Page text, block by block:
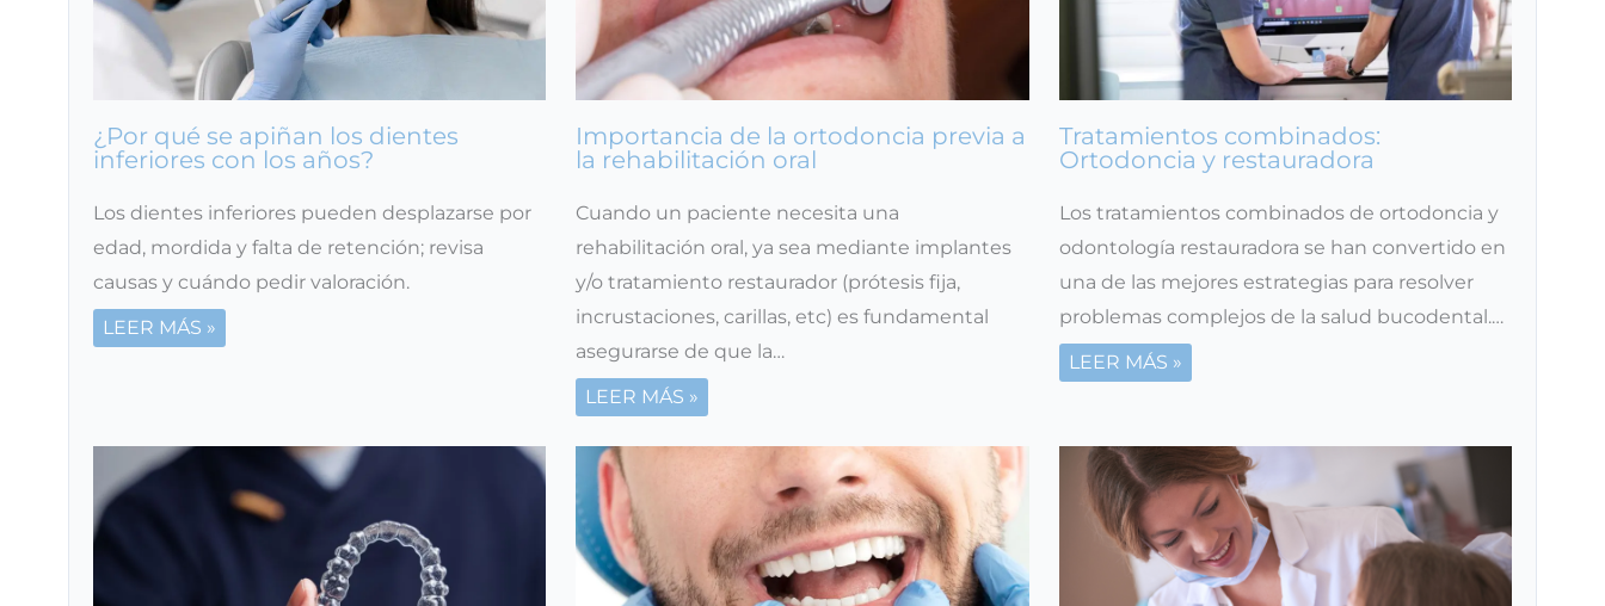
¿Por qué se apiñan los dientes
inferiores con los años?
Los dientes inferiores pueden desplazarse por
edad, mordida y falta de retención; revisa
causas y cuándo pedir valoración.
LEER MÁS »
Importancia de la ortodoncia previa a
la rehabilitación oral
Cuando un paciente necesita una
rehabilitación oral, ya sea mediante implantes
y/o tratamiento restaurador (prótesis fija,
incrustaciones, carillas, etc) es fundamental
asegurarse de que la…
LEER MÁS »
Tratamientos combinados:
Ortodoncia y restauradora
Los tratamientos combinados de ortodoncia y
odontología restauradora se han convertido en
una de las mejores estrategias para resolver
problemas complejos de la salud bucodental.…
LEER MÁS »